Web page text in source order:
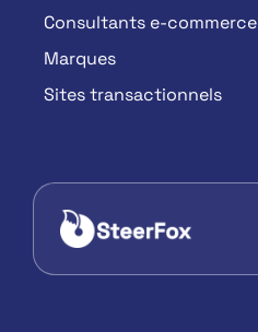
Consultants e-commerce
Marques
Sites transactionnels